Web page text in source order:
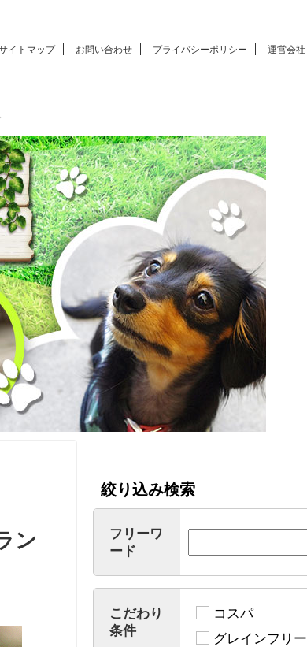
イトマップ お問い合わせ プライバシーポリシー 運営会社
ン
絞り込み検索
フリーワ
ード
こだわり
条件
コスパ
グレインフリー